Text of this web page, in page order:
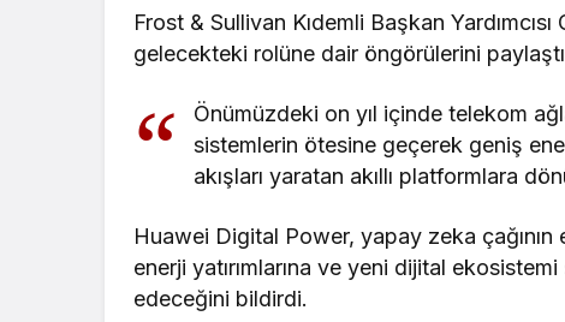
Frost & Sullivan Kıdemli Başkan
gelecekteki rolüne dair öngörülerini
Önümüzdeki on yıl içinde telekom
sistemlerin ötesine geçerek geniş
akışları yaratan akıllı platformlara
Huawei Digital Power, yapay zeka çağının
enerji yatırımlarına ve yeni dijital
edeceğini bildirdi.